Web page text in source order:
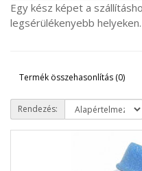
Egy kész képet a
legsérülékenyebb helyeken.
Termék összehasonlítás (0)
Rendezés: